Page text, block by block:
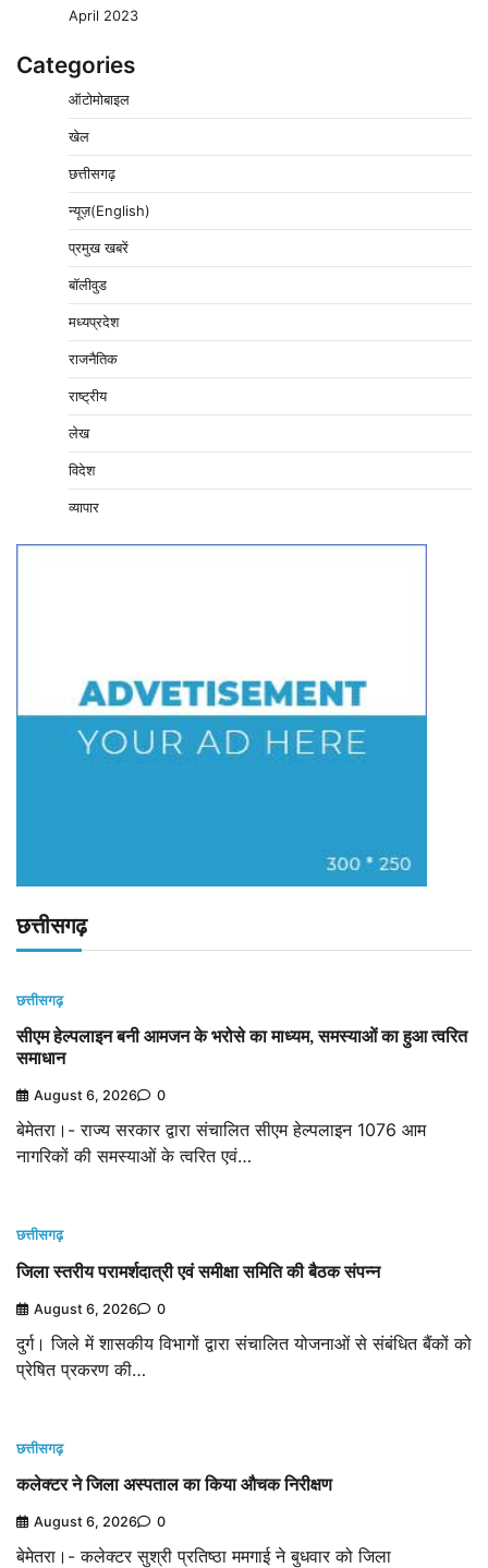
April 2023
Categories
ऑटोमोबाइल
खेल
छत्तीसगढ़
न्यूज़(English)
प्रमुख खबरें
बॉलीवुड
मध्यप्रदेश
राजनैतिक
राष्ट्रीय
लेख
विदेश
व्यापार
छत्तीसगढ़
छत्तीसगढ़
सीएम हेल्पलाइन बनी आमजन के भरोसे का माध्यम, समस्याओं का हुआ त्वरित
समाधान
August 6, 2026 0
बेमेतरा।- राज्य सरकार द्वारा संचालित सीएम हेल्पलाइन 1076 आम
नागरिकों की समस्याओं के त्वरित एवं…
छत्तीसगढ़
जिला स्तरीय परामर्शदात्री एवं समीक्षा समिति की बैठक संपन्न
August 6, 2026 0
दुर्ग। जिले में शासकीय विभागों द्वारा संचालित योजनाओं से संबंधित बैंकों को
प्रेषित प्रकरण की…
छत्तीसगढ़
कलेक्टर ने जिला अस्पताल का किया औचक निरीक्षण
August 6, 2026 0
बेमेतरा।- कलेक्टर सुश्री प्रतिष्ठा ममगाई ने बुधवार को जिला